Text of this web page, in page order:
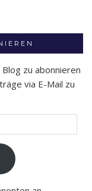
zu abonnieren
via E-Mail zu